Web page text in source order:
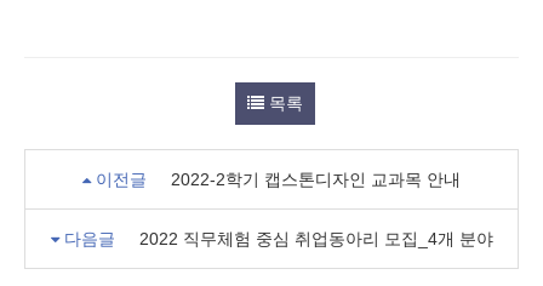
목록
이전글 2022-2학기 캡스톤디자인 교과목 안내
다음글 2022 직무체험 중심 취업동아리 모집_4개 분야